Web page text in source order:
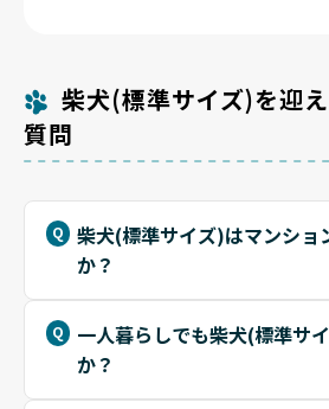
柴犬(標準サイズ)を迎
質問
柴犬(標準サイズ)はマンショ
か？
一人暮らしでも柴犬(標準サ
か？